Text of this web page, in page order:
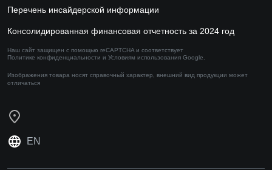
Перечень инсайдерской информации
Консолидированная финансовая отчетность за 2024 год
Наш сайт защищен с помощью reCAPTCHA и соответствует
Политике конфиденциальности и Условиям использования Google.
Изображения товара носят справочный характер, внешний вид продукции может
отличаться
EN